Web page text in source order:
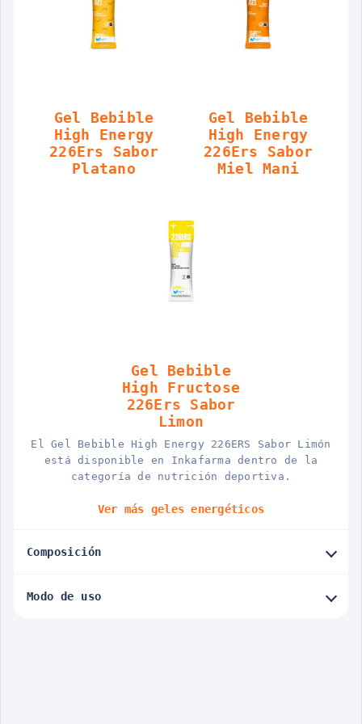
Gel Bebible
High Energy
226Ers Sabor
Platano
Gel Bebible
High Energy
226Ers Sabor
Miel Mani
Gel Bebible
High Fructose
226Ers Sabor
Limon
El Gel Bebible High Energy 226ERS Sabor Limón
está disponible en Inkafarma dentro de la
categoría de nutrición deportiva.
Ver más geles energéticos
Composición
Modo de uso